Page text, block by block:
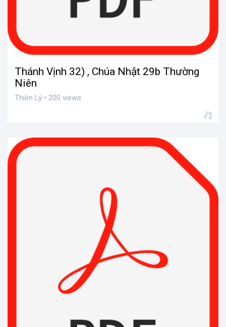
Thánh Vịnh 32) , Chúa Nhật 29b Thường
Niên
Thiên Lý • 200 views